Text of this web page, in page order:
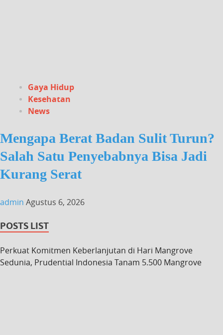
Gaya Hidup
Kesehatan
News
Mengapa Berat Badan Sulit Turun?
Salah Satu Penyebabnya Bisa Jadi
Kurang Serat
admin Agustus 6, 2026
POSTS LIST
Perkuat Komitmen Keberlanjutan di Hari Mangrove
Sedunia, Prudential Indonesia Tanam 5.500 Mangrove